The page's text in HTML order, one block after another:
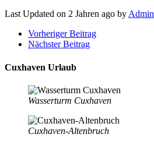
Last Updated on 2 Jahren ago by Admin
Vorheriger Beitrag
Nächster Beitrag
Cuxhaven Urlaub
Wasserturm Cuxhaven
Cuxhaven-Altenbruch